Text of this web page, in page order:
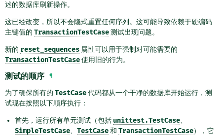
述的数据库刷新操作。
这已经改变，所以不会隐式重置任何序列。这可能导致依赖于硬编码
主键值的 TransactionTestCase测试出现问题。
新的 reset_sequences 属性可以用于强制对可能需要的
TransactionTestCase使用旧的行为。
测试的顺序 ¶
为了确保所有的 TestCase代码都从一个干净的数据库开始运行，测
试现在按照以下顺序执行：
首先，运行所有单元测试（包括 unittest.TestCase、
SimpleTestCase、 TestCase和 TransactionTestCase），它